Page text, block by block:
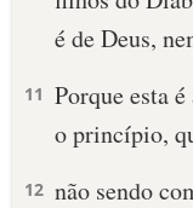
é de Deus,
11 Porque esta
o princípio,
12 não sendo